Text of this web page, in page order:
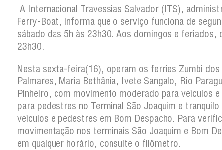
A Internacional Travessias Salvador (ITS),
Ferry-Boat, informa que o serviço funciona de
sábado das 5h às 23h30. Aos domingos e feriados,
23h30.
Nesta sexta-feira(16), operam os ferries Zumbi dos
Palmares, Maria Bethânia, Ivete Sangalo, Rio
Pinheiro, com movimento moderado para veículos
para pedestres no Terminal São Joaquim e tranquilo
veículos e pedestres em Bom Despacho. Para
movimentação nos terminais São Joaquim e Bom
em qualquer horário, consulte o filômetro.